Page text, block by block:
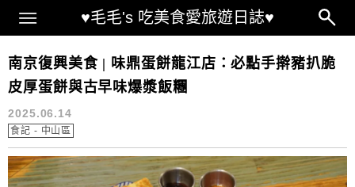
♥毛毛's 吃美食愛旅遊日誌♥
Main Menu
味鼎龍江菜單
南京復興美食 | 味鼎蛋餅龍江店：必點手擀豬扒脆
皮厚蛋餅與古早味爆漿飯糰
2025.06.14
食記 - 中山區